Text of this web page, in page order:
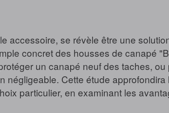
accessoire, se révèle être une
concret des housses de canapé
un canapé neuf des taches,
négligeable. Cette étude
particulier, en examinant les